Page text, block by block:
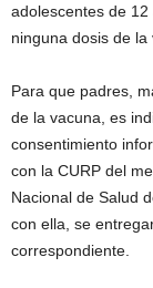
adolescentes de
ninguna dosis de la
Para que padres,
de la vacuna, es
consentimiento
con la CURP del
Nacional de Salud
con ella, se
correspondiente.